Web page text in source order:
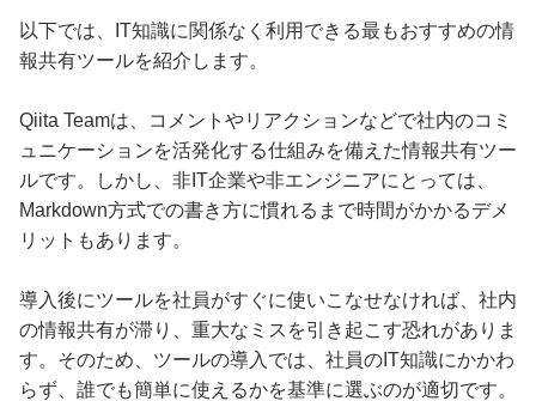
以下では、IT知識に関係なく利用できる最もおすすめの情
報共有ツールを紹介します。
Qiita Teamは、コメントやリアクションなどで社内のコミ
ュニケーションを活発化する仕組みを備えた情報共有ツー
ルです。しかし、非IT企業や非エンジニアにとっては、
Markdown方式での書き方に慣れるまで時間がかかるデメ
リットもあります。
導入後にツールを社員がすぐに使いこなせなければ、社内
の情報共有が滞り、重大なミスを引き起こす恐れがありま
す。そのため、ツールの導入では、社員のIT知識にかかわ
らず、誰でも簡単に使えるかを基準に選ぶのが適切です。